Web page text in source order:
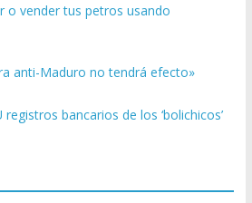
o vender tus petros usando
anti-Maduro no tendrá efecto»
bancarios de los ‘bolichicos’